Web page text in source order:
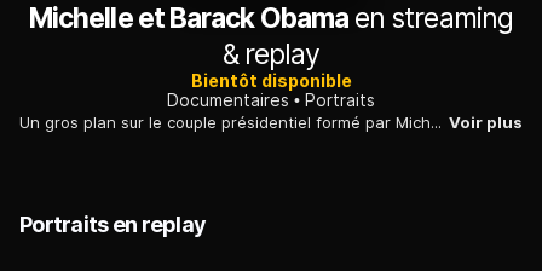
Michelle et Barack Obamaen streaming
& replay
Bientôt disponible
Documentaires
Portraits
Un gros plan sur le couple présidentiel formé par Michelle et Barack Obama, qui ont su, grâce à une communication rodée, se construire une image lisse et glamour. Voir plus
Portraits en replay